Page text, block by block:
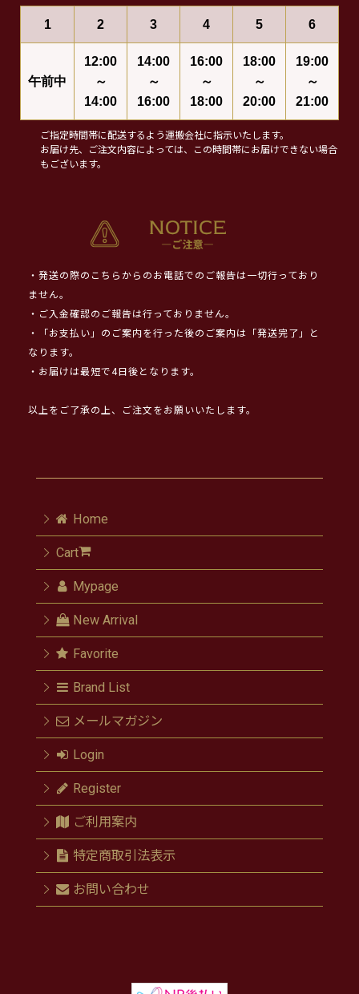
1 2 3 4 5 6
午前中
12:00
～
14:00
14:00
～
16:00
16:00
～
18:00
18:00
～
20:00
19:00
～
21:00
ご指定時間帯に配送するよう運搬会社に指示いたします。
お届け先、ご注文内容によっては、この時間帯にお届けできない場合
もございます。
・発送の際のこちらからのお電話でのご報告は一切行っており
ません。
・ご入金確認のご報告は行っておりません。
・「お支払い」のご案内を行った後のご案内は「発送完了」と
なります。
・お届けは最短で4日後となります。
以上をご了承の上、ご注文をお願いいたします。
Home
Cart
Mypage
New Arrival
Favorite
Brand List
メールマガジン
Login
Register
ご利用案内
特定商取引法表示
お問い合わせ